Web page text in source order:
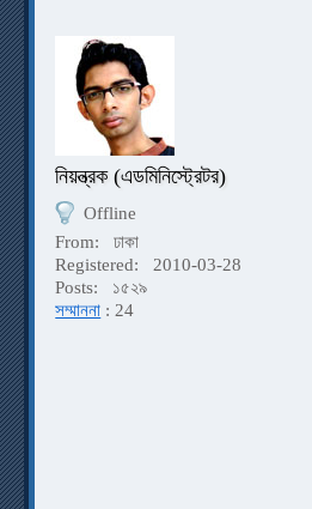
নিয়ন্ত্রক (এডমিনিস্ট্রেটর)
Offline
From:
ঢাকা
Registered:
2010-03-28
Posts:
১৫২৯
সম্মাননা : 24